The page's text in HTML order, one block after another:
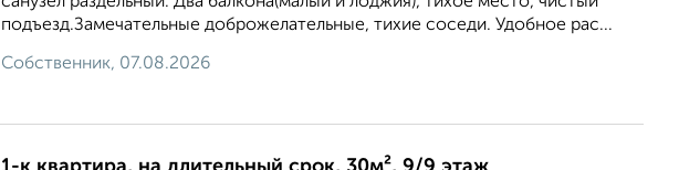
подъезд.Замечательные доброжелательные, тихие соседи. Удобное рас...
Собственник, 07.08.2026